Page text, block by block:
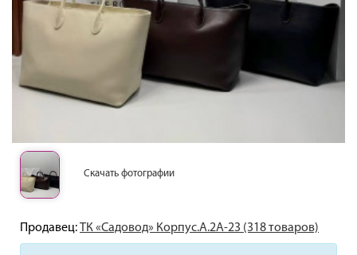
Скачать фотографии
Продавец:ТК «Садовод» Корпус.А.2А-23 (318 товаров)